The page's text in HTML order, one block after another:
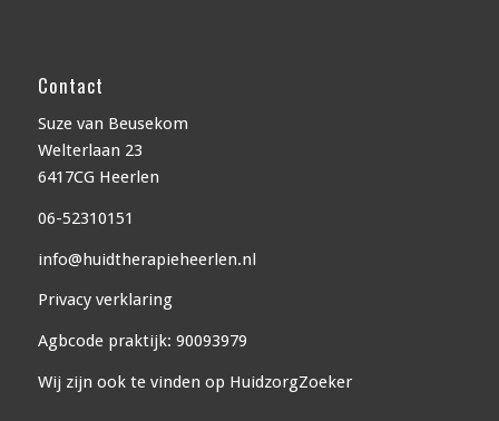
Contact
Suze van Beusekom
Welterlaan 23
6417CG Heerlen
06-52310151
info@huidtherapieheerlen.nl
Privacy verklaring
Agbcode praktijk: 90093979
Wij zijn ook te vinden op HuidzorgZoeker